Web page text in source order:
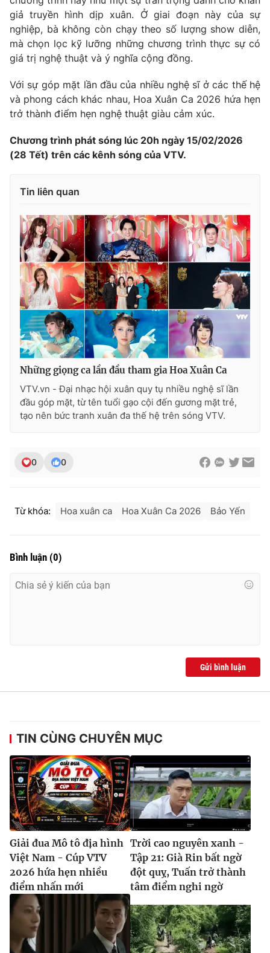
giả truyền hình dịp xuân. Ở giai đoạn này của sự
nghiệp, bà không còn chạy theo số lượng show diễn,
mà chọn lọc kỹ lưỡng những chương trình thực sự có
giá trị nghệ thuật và ý nghĩa cộng đồng.
Với sự góp mặt lần đầu của nhiều nghệ sĩ ở các thế hệ
và phong cách khác nhau, Hoa Xuân Ca 2026 hứa hẹn
trở thành điểm hẹn nghệ thuật giàu cảm xúc.
Chương trình phát sóng lúc 20h ngày 15/02/2026
(28 Tết) trên các kênh sóng của VTV.
Tin liên quan
Những giọng ca lần đầu tham gia Hoa Xuân Ca
VTV.vn - Đại nhạc hội xuân quy tụ nhiều nghệ sĩ lần
đầu góp mặt, từ tên tuổi gạo cội đến gương mặt trẻ,
tạo nên bức tranh xuân đa thế hệ trên sóng VTV.
0 0
Từ khóa: Hoa xuân ca Hoa Xuân Ca 2026 Bảo Yến
Bình luận (0)
Gửi bình luận
TIN CÙNG CHUYÊN MỤC
Giải đua Mô tô địa hình
Việt Nam - Cúp VTV
2026 hứa hẹn nhiều
điểm nhấn mới
Trời cao nguyên xanh -
Tập 21: Già Rin bất ngờ
đột quỵ, Tuấn trở thành
tâm điểm nghi ngờ